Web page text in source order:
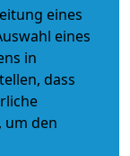
eines
eines
in
dass
um den